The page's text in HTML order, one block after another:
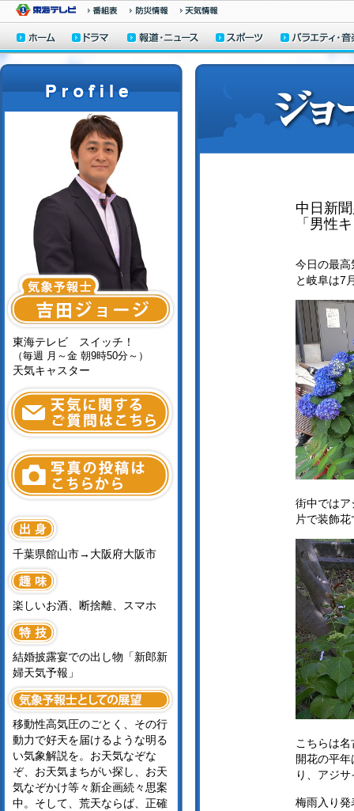
中日新
「男性
今日の最
と岐阜は7
街中ではア
片で装飾
こちらは
開花の平
り、アジ
梅雨入り発
東海テレビ スイッチ！
（毎週 月～金 朝9時50分～）
天気キャスター
千葉県館山市→大阪府大阪市
楽しいお酒、断捨離、スマホ
結婚披露宴での出し物「新郎新
婦天気予報」
移動性高気圧のごとく、その行
動力で好天を届けるような明る
い気象解説を。お天気なぞな
ぞ、お天気まちがい探し、お天
気なぞかけ等々新企画続々思案
中。そして、荒天ならば、正確